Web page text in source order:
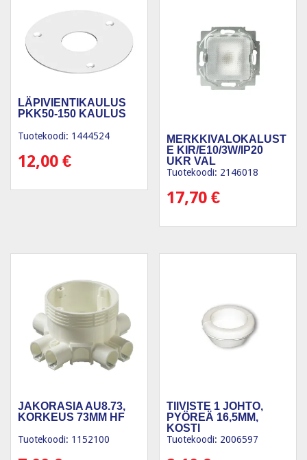
LÄPIVIENTIKAULUS
PKK50-150 KAULUS
Tuotekoodi: 1444524
12,00 €
MERKKIVALOKALUST
E KIR/E10/3W/IP20
UKR VAL
Tuotekoodi: 2146018
17,70€
JAKORASIA AU8.73,
KORKEUS 73MM HF
Tuotekoodi: 1152100
TIIVISTE 1 JOHTO,
PYÖREÄ 16,5MM,
KOSTI
Tuotekoodi: 2006597